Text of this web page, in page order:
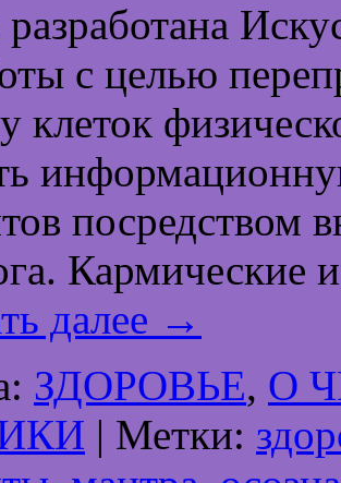
с целью
клеток
посредством
Кармические
далее →
ЗДОРОВЬЕ, О
| Метки: